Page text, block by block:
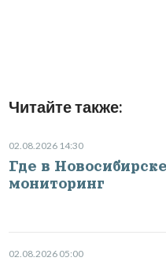
Читайте также:
02.08.2026 14:30
Где в
мониторинг
02.08.2026 05:00